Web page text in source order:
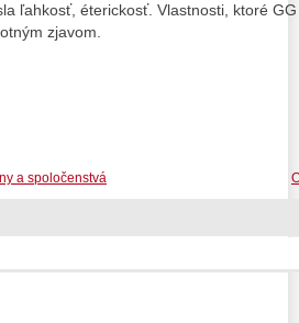
ľahkosť, éterickosť. Vlastnosti, ktoré
zjavom.
a spoločenstvá